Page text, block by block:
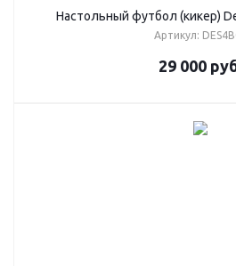
Настольный футбол (кикер)
Артикул:
29 000